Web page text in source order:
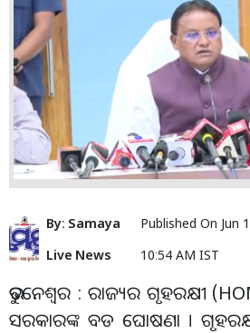
By: Samaya
Live News
Published On Jun
10:54 AM IST
ଭୁବନେଶ୍ୱର : ରାଜ୍ୟର ଗୃହରକ୍ଷୀ
ସରକାରଙ୍କ ବଡ ଘୋଷଣା ।